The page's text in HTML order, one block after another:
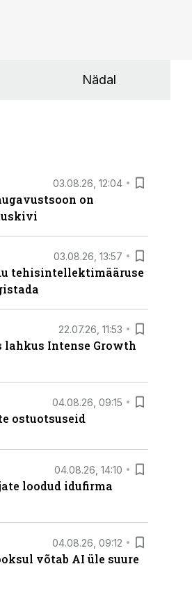
Nädal
03.08.26, 12:04
on
03.08.26, 13:57
tehisintellektimääruse
22.07.26, 11:53
lahkus Intense Growth
04.08.26, 09:15
ostuotsuseid
04.08.26, 14:10
loodud idufirma
04.08.26, 09:12
võtab AI üle suure